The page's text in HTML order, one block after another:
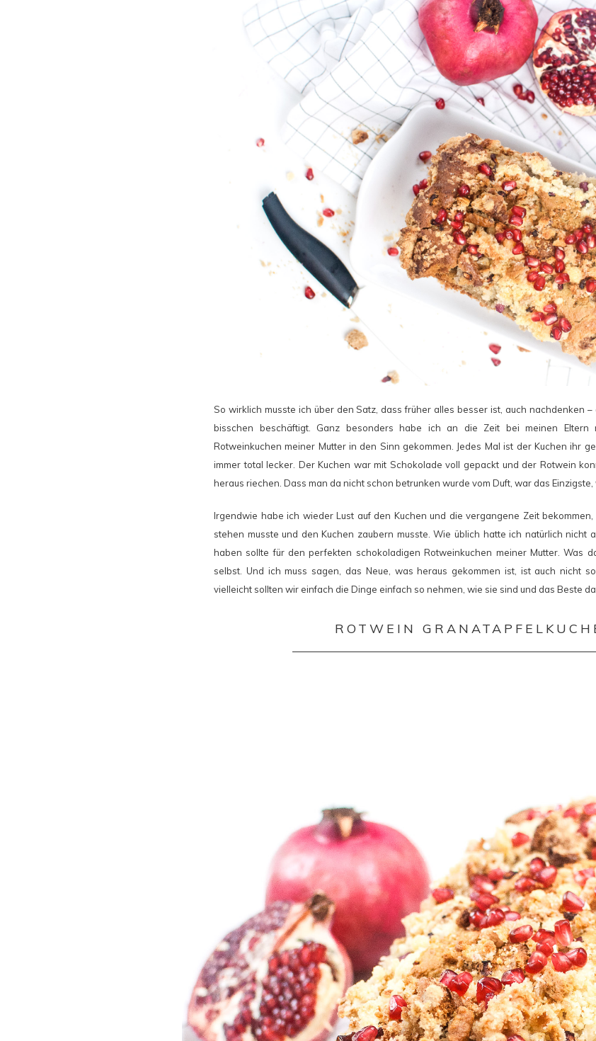
So wirklich musste ich über den Satz, dass früher alles besser ist, auch nachdenken
bisschen beschäftigt. Ganz besonders habe ich an die Zeit bei meinen
Rotweinkuchen meiner Mutter in den Sinn gekommen. Jedes Mal ist der Kuchen ihr
immer total lecker. Der Kuchen war mit Schokolade voll gepackt und der Rotwein
heraus riechen. Dass man da nicht schon betrunken wurde vom Duft, war das
Irgendwie habe ich wieder Lust auf den Kuchen und die vergangene Zeit
stehen musste und den Kuchen zaubern musste. Wie üblich hatte ich natürlich nicht
haben sollte für den perfekten schokoladigen Rotweinkuchen meiner Mutter. Was
selbst. Und ich muss sagen, das Neue, was heraus gekommen ist, ist auch nicht
vielleicht sollten wir einfach die Dinge einfach so nehmen, wie sie sind und das Beste
ROTWEIN